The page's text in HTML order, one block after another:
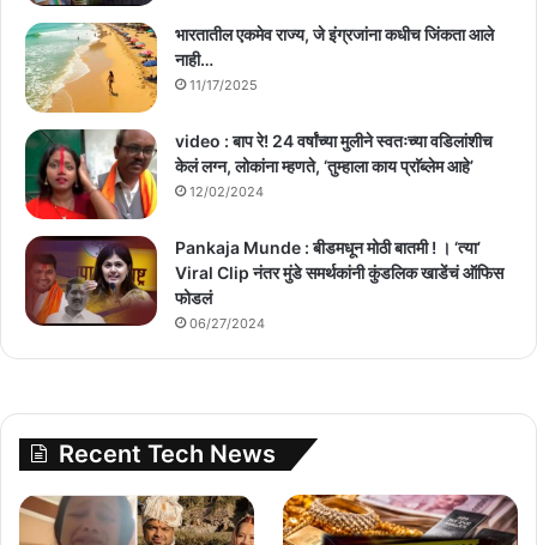
भारतातील एकमेव राज्य, जे इंग्रजांना कधीच जिंकता आले
नाही…
11/17/2025
video : बाप रे! 24 वर्षांच्या मुलीने स्वतःच्या वडिलांशीच
केलं लग्न, लोकांना म्हणते, ‘तुम्हाला काय प्राॅब्लेम आहे’
12/02/2024
Pankaja Munde : बीडमधून मोठी बातमी ! । ‘त्या’
Viral Clip नंतर मुंडे समर्थकांनी कुंडलिक खाडेंचं ऑफिस
फोडलं
06/27/2024
Recent Tech News